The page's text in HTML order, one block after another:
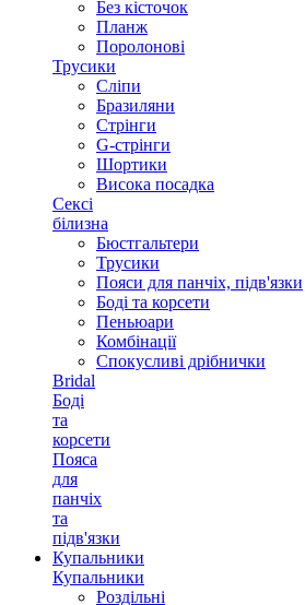
Без кісточок
Планж
Поролонові
Трусики
Сліпи
Бразиляни
Стрінги
G-стрінги
Шортики
Висока посадка
Сексі
білизна
Бюстгальтери
Трусики
Пояси для панчіх, підв'язки
Боді та корсети
Пеньюари
Комбінації
Спокусливі дрібнички
Bridal
Боді
та
корсети
Пояса
для
панчіх
та
підв'язки
Купальники
Купальники
Роздільні